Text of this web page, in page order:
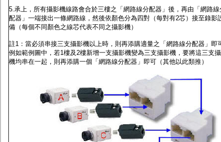
5.承上，所有攝影機線路會合於三樓之「網路線分配器」後，再由「網路線
配器」一端接出一條網路線，然後依顏色分為四對（每對有2芯）接至錄影
備（每個不同顏色之線芯代表不同之攝影機）
註1：當必須串接三支攝影機以上時，則再添購適量之「網路線分配器」即
例如範例圖中，若1樓及2樓新增一支攝影機變為三支攝影機，要將這三支
機均串在一起，則再添購一個「網路線分配器」即可（其他以此類推）